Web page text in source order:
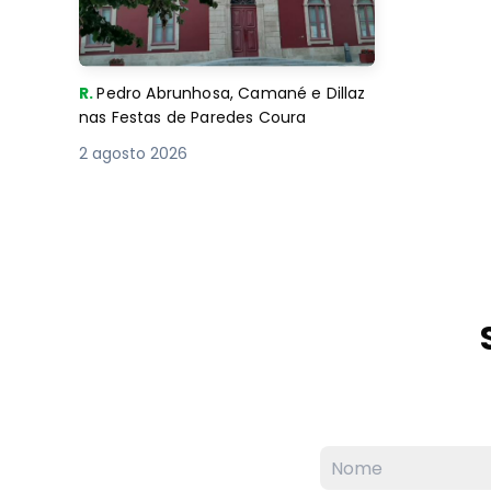
R.Pedro Abrunhosa, Camané e Dillaz
nas Festas de Paredes Coura
2 agosto 2026